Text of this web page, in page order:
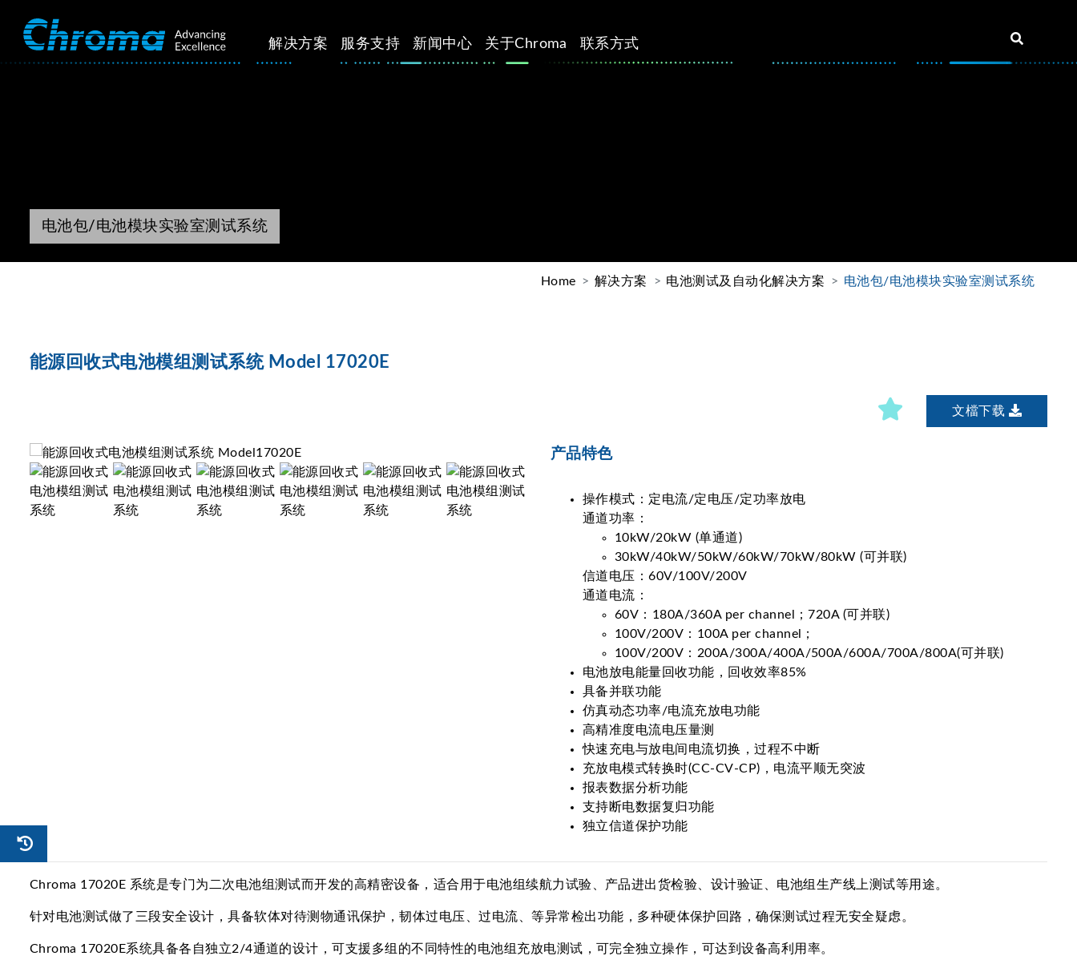
解决方案 服务支持 新闻中心 关于Chroma 联系方式
电池包/电池模块实验室测试系统
Home 解决方案 电池测试及自动化解决方案 电池包/电池模块实验室测试系统
能源回收式电池模组测试系统 Model 17020E
文檔下载
产品特色
操作模式：定电流/定电压/定功率放电
通道功率：
10kW/20kW (单通道)
30kW/40kW/50kW/60kW/70kW/80kW (可并联)
信道电压：60V/100V/200V
通道电流：
60V：180A/360A per channel；720A (可并联)
100V/200V：100A per channel；
100V/200V：200A/300A/400A/500A/600A/700A/800A(可并联)
电池放电能量回收功能，回收效率85%
具备并联功能
仿真动态功率/电流充放电功能
高精准度电流电压量测
快速充电与放电间电流切换，过程不中断
充放电模式转换时(CC-CV-CP)，电流平顺无突波
报表数据分析功能
支持断电数据复归功能
独立信道保护功能
Chroma 17020E 系统是专门为二次电池组测试而开发的高精密设备，适合用于电池组续航力试验、产品进出货检验、设计验证、电池组生产线上测试等用途。
针对电池测试做了三段安全设计，具备软体对待测物通讯保护，韧体过电压、过电流、等异常检出功能，多种硬体保护回路，确保测试过程无安全疑虑。
Chroma 17020E系统具备各自独立2/4通道的设计，可支援多组的不同特性的电池组充放电测试，可完全独立操作，可达到设备高利用率。